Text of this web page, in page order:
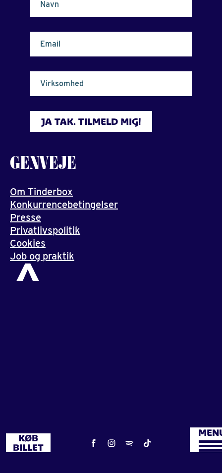
KØB
BILLET
Navn
Email
Virksomhed
JA TAK. TILMELD MIG!
GENVEJE
Om Tinderbox
Konkurrencebetingelser
Presse
Privatlivspolitik
Cookies
Job og praktik